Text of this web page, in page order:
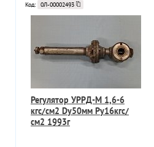
Код: 0Л-00002493
Регулятор УРРД-М 1,6-6
кгс/см2 Dу50мм Ру16кгс/
см2 1993г